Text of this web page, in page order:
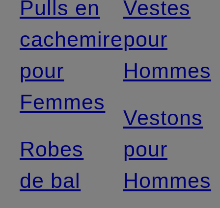
Pulls en
cachemire
pour
Femmes
Robes
de bal
Vestes
pour
Hommes
Vestons
pour
Hommes